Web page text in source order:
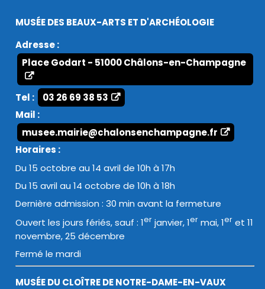
MUSÉE DES BEAUX-ARTS ET D'ARCHÉOLOGIE
Adresse :
Place Godart - 51000 Châlons-en-Champagne
Tel :
03 26 69 38 53
Mail :
musee.mairie@chalonsenchampagne.fr
Horaires :
Du 15 octobre au 14 avril de 10h à 17h
Du 15 avril au 14 octobre de 10h à 18h
Dernière admission : 30 min avant la fermeture
Ouvert les jours fériés, sauf : 1er janvier, 1er mai, 1er et 11
novembre, 25 décembre
Fermé le mardi
MUSÉE DU CLOÎTRE DE NOTRE-DAME-EN-VAUX